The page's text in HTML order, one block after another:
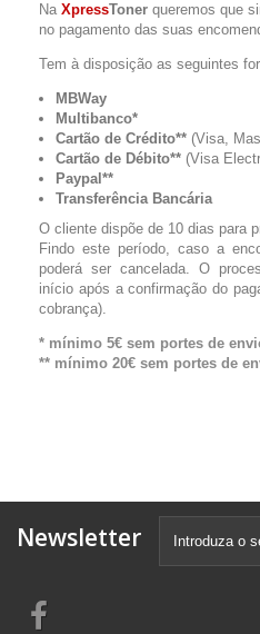
Na XpressToner queremos que
no pagamento das suas
Tem à disposição as seguintes
MBWay
Multibanco*
Cartão de Crédito** (Visa,
Cartão de Débito** (Visa
Paypal**
Transferência Bancária
O cliente dispõe de 10 dias para
Findo este período, caso a
poderá ser cancelada. O
início após a confirmação do
cobrança).
* mínimo 5€ sem portes de
** mínimo 20€ sem portes de
Newsletter